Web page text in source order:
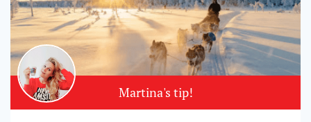
Martina's tip!